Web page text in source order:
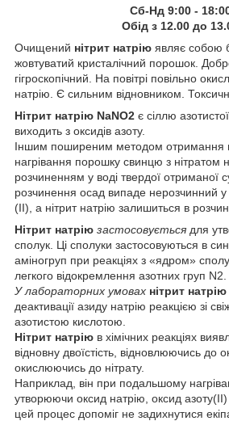
Сб-Нд 9:00 -
Обід з 12.00 до
Очищений нітрит натрію являє собою
жовтуватий кристалічний порошок.
гігроскопічний. На повітрі повільно
натрію. Є сильним відновником.
Нітрит натрію NaNO2 є сіллю
виходить з оксидів азоту.
Іншим поширеним методом отримання
нагрівання порошку свинцю з нітратом
розчиненням у воді твердої отриманої
розчинення осад випаде нерозчинний у
(II), а нітрит натрію залишиться в
Нітрит натрію застосовується для
сполук. Ці сполуки застосовуються в
аміногруп при реакціях з «ядром»
легкого відокремлення азотних груп N2.
У лабораторних умовах нітрит натрію
деактивації азиду натрію реакцією зі
азотистою кислотою.
Нітрит натрію в хімічних реакціях
відновну двоїстість, відновлюючись до
окислюючись до нітрату.
Наприклад, він при подальшому
утворюючи оксид натрію, оксид
цей процес допоміг не задихнутися